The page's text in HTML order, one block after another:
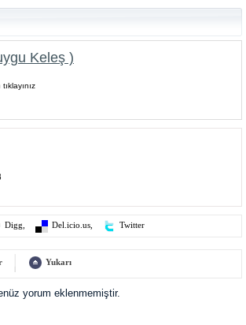
Keleş )
Digg Del.icio.us Twitter
Yukarı
yorum eklenmemiştir.